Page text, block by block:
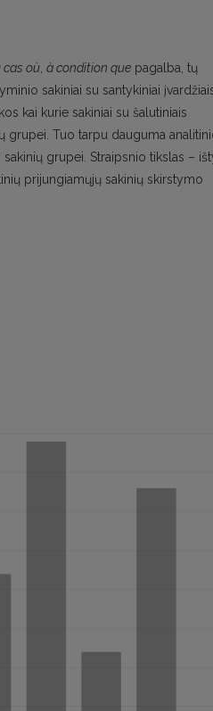
cas où, à condition que pagalba, tų
sakiniai su santykiniai
kai kurie sakiniai su šalutiniais
grupei. Tuo tarpu dauguma
grupei. Straipsnio tikslas –
prijungiamųjų sakinių skirstymo